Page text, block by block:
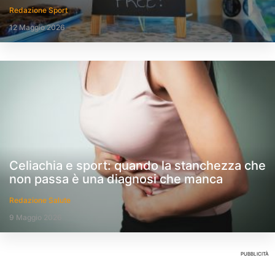
Redazione Sport
12 Maggio 2026
Celiachia e sport: quando la stanchezza che
non passa è una diagnosi che manca
Redazione Salute
9 Maggio 2026
PUBBLICITÀ